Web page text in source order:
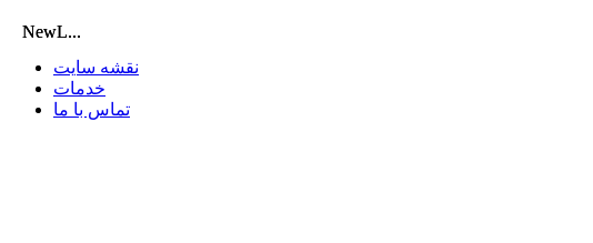
نقشه سایت
خدمات
تماس با ما
NewL...
NewL...